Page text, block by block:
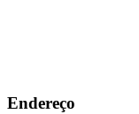
Endereço